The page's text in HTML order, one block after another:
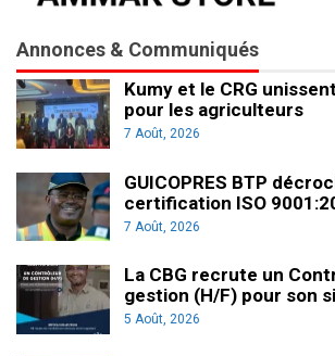
Annonces & Communiqués
Kumy et le CRG
pour les agriculteurs
7 Août, 2026
GUICOPRES BTP
certification ISO
7 Août, 2026
La CBG recrute un
gestion (H/F) pour son
5 Août, 2026